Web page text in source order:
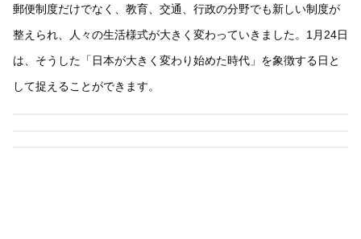
郵便制度だけでなく、教育、交通、行政の分野でも新しい制度が
整えられ、人々の生活様式が大きく変わっていきました。1月24日
は、そうした「日本が大きく変わり始めた時代」を象徴する日と
して捉えることができます。